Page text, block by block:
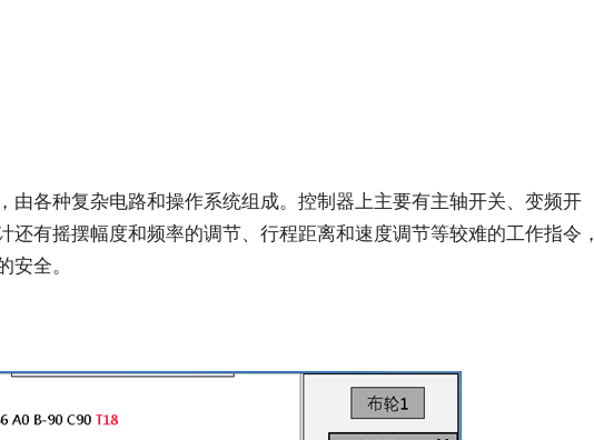
由各种复杂电路和操作系统组成。控制器上主要有主轴开关、变频开
有摇摆幅度和频率的调节、行程距离和速度调节等较难的工作指令，
全。